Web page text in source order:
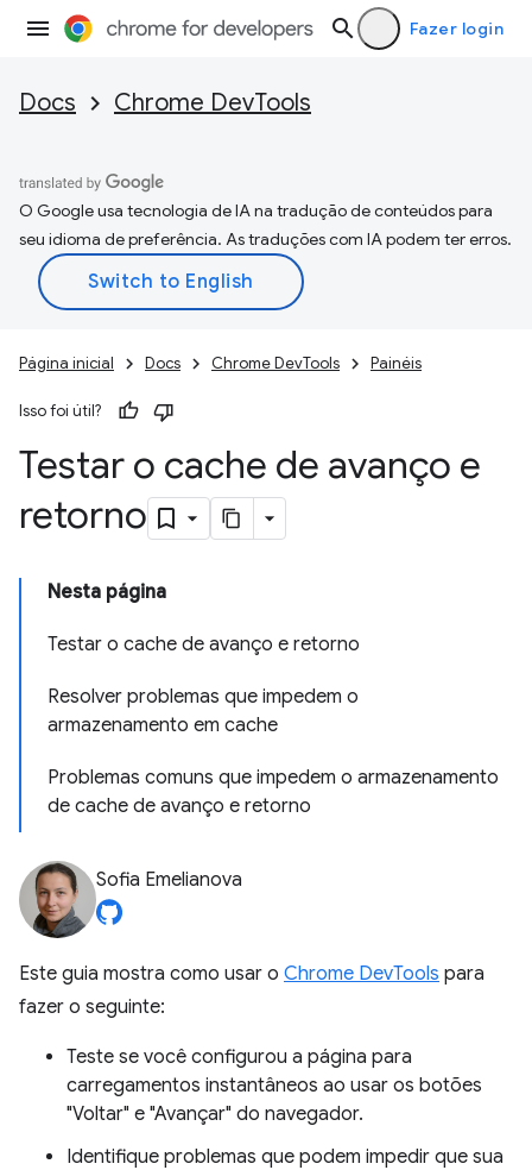
Fazer login
Docs Chrome DevTools
O Google usa tecnologia de IA na tradução de conteúdos para
seu idioma de preferência. As traduções com IA podem ter erros.
Página inicial Docs Chrome DevTools Painéis
Isso foi útil?
Testar o cache de avanço e
retorno
Nesta página
Testar o cache de avanço e retorno
Resolver problemas que impedem o
armazenamento em cache
Problemas comuns que impedem o armazenamento
de cache de avanço e retorno
Sofia Emelianova
Este guia mostra como usar o Chrome DevTools para
fazer o seguinte:
Teste se você configurou a página para
carregamentos instantâneos ao usar os botões
"Voltar" e "Avançar" do navegador.
Identifique problemas que podem impedir que sua